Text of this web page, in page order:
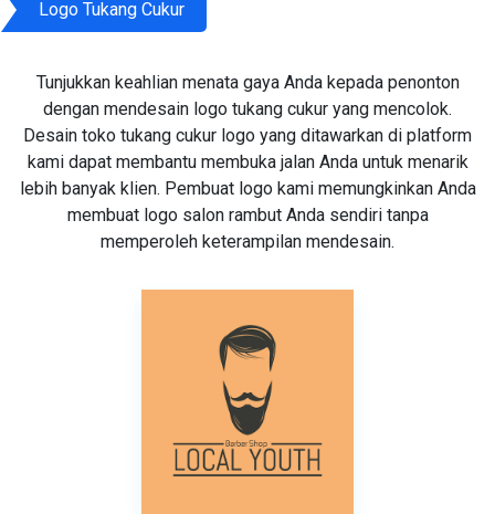
Logo Tukang Cukur
Tunjukkan keahlian menata gaya Anda kepada penonton
dengan mendesain logo tukang cukur yang mencolok.
Desain toko tukang cukur logo yang ditawarkan di platform
kami dapat membantu membuka jalan Anda untuk menarik
lebih banyak klien. Pembuat logo kami memungkinkan Anda
membuat logo salon rambut Anda sendiri tanpa
memperoleh keterampilan mendesain.